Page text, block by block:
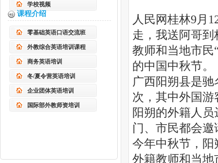
人民网桂林9月
走，我送阿哥
教师和当地市民
的中国中秋节。
广西阳朔县是
次，其中外国游
阳朔的外籍人
门、市民都会
今年中秋节，阳
外籍教师和当
学校视频
课程介绍
零基础英语口语交流班
外教综合英语培训课程
商务英语培训
冬/夏令营英语培训
企业团体英语培训
国际部外教师资培训